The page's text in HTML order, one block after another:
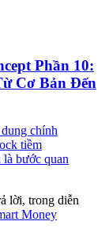
Phần 10:
Cơ Bản Đến
chính
tiềm
bước quan
lời, trong diễn
Money